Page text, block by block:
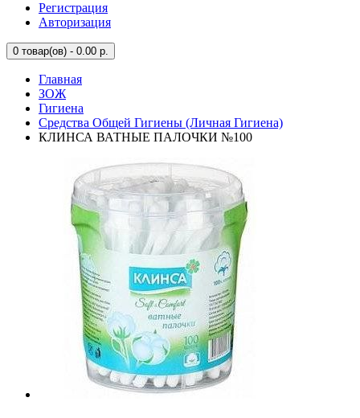
Регистрация
Авторизация
0 товар(ов) - 0.00 р.
Главная
ЗОЖ
Гигиена
Средства Общей Гигиены (Личная Гигиена)
КЛИНСА ВАТНЫЕ ПАЛОЧКИ №100